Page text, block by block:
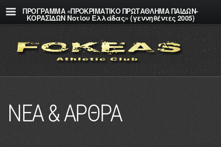
ΠΡΟΓΡΑΜΜΑ «ΠΡΟΚΡΙΜΑΤΙΚΟ ΠΡΩΤΑΘΛΗΜΑ ΠΑΙΔΩΝ-
ΚΟΡΑΣΙΔΩΝ Νοτίου Ελλάδας» (γεννηθέντες 2005)
ΝΕΑ & ΑΡΘΡΑ